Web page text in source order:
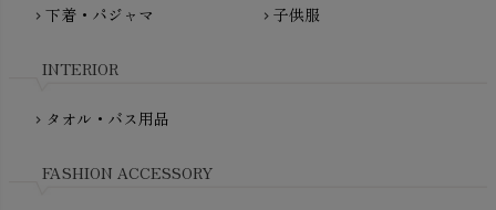
fromF（フロムエフ）
My Little Cozmo（マイリトルコズモ）
NewNative（ニューネイティブ）
chevron_right 下着・パジャマ chevron_right 子供服
INTERIOR
chevron_right タオル・バス用品
FASHION ACCESSORY